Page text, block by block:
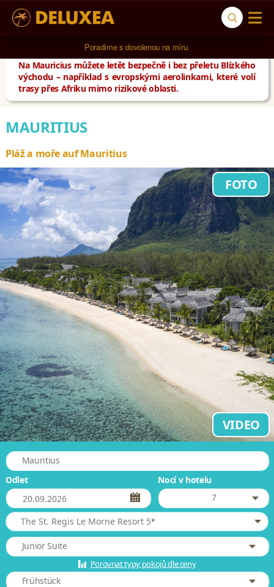
Poradíme s dovolenou na míru.
5* cestovní kancelář na luxusní dovolenou od 100.000 Kč.
Na Mauricius můžete letět bezpečně i bez přeletu Blízkého
východu – například s evropskými aerolinkami, které volí
trasy přes Afriku mimo rizikové oblasti.
MAURITIUS
Pláž a moře auf Mauritius
FOTO
VIDEO
Mauritius
Odlet
Nocí v hotelu
7
The St. Regis Le Morne Resort 5*
Junior Suite
Porovnat typy pokojů dle ceny
Frühstück